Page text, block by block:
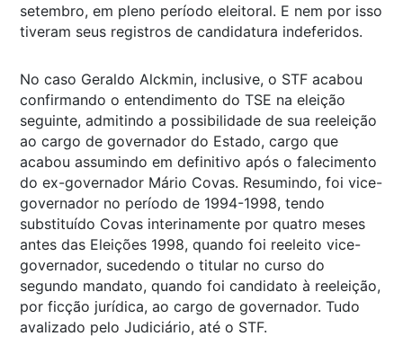
setembro, em pleno período eleitoral. E nem por isso
tiveram seus registros de candidatura indeferidos.
No caso Geraldo Alckmin, inclusive, o STF acabou
confirmando o entendimento do TSE na eleição
seguinte, admitindo a possibilidade de sua reeleição
ao cargo de governador do Estado, cargo que
acabou assumindo em definitivo após o falecimento
do ex-governador Mário Covas. Resumindo, foi vice-
governador no período de 1994-1998, tendo
substituído Covas interinamente por quatro meses
antes das Eleições 1998, quando foi reeleito vice-
governador, sucedendo o titular no curso do
segundo mandato, quando foi candidato à reeleição,
por ficção jurídica, ao cargo de governador. Tudo
avalizado pelo Judiciário, até o STF.